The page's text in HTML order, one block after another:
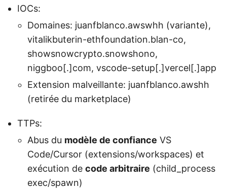
IOCs:
Domaines: juanfblanco.awswhh (variante),
vitalikbuterin-ethfoundation.blan-co,
showsnowcrypto.snowshono,
niggboo[.]com, vscode-setup[.]vercel[.]app
Extension malveillante: juanfblanco.awshh
(retirée du marketplace)
TTPs:
Abus du modèle de confiance VS
Code/Cursor (extensions/workspaces) et
exécution de code arbitraire (child_process
exec/spawn)